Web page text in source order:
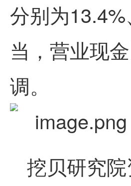
分别为
当，营业现
调。
挖贝研究